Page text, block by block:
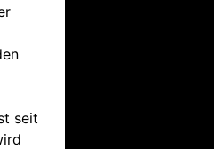
seit